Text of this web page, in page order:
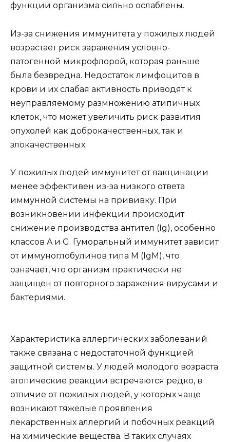
функции организма сильно ослаблены.
Из-за снижения иммунитета у пожилых людей
возрастает риск заражения условно-
патогенной микрофлорой, которая раньше
была безвредна. Недостаток лимфоцитов в
крови и их слабая активность приводят к
неуправляемому размножению атипичных
клеток, что может увеличить риск развития
опухолей как доброкачественных, так и
злокачественных.
У пожилых людей иммунитет от вакцинации
менее эффективен из-за низкого ответа
иммунной системы на прививку. При
возникновении инфекции происходит
снижение производства антител (Ig), особенно
классов A и G. Гуморальный иммунитет зависит
от иммуноглобулинов типа M (IgM), что
означает, что организм практически не
защищен от повторного заражения вирусами и
бактериями.
Характеристика аллергических заболеваний
также связана с недостаточной функцией
защитной системы. У людей молодого возраста
атопические реакции встречаются редко, в
отличие от пожилых людей, у которых чаще
возникают тяжелые проявления
лекарственных аллергий и побочных реакций
на химические вещества. В таких случаях